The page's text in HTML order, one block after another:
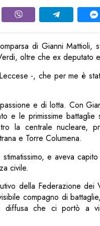
di Gianni Mattioli,
oltre che ex deputato
-, che per me è
e di lotta. Con
e le primissime battaglie
la centrale nucleare,
e Torre Columena.
e aveva
civile.
della Federazione
compagno di
diffusa che ci portò a